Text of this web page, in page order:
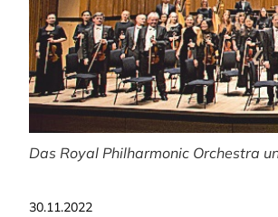
Das Royal Philharmonic Orchestra
30.11.2022